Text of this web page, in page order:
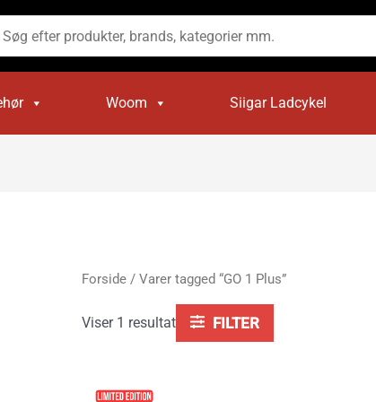
Woom Siigar Ladcykel
Forside/ Varer tagged “GO 1 Plus”
Viser 1 resultat FILTER